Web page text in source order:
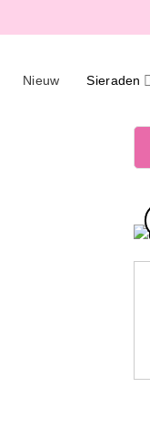
naar
Nieuw Sieraden